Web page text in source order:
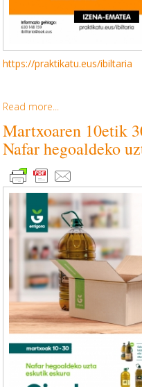
https://praktikatu.eus/ibiltaria
Read more...
Martxoaren 10etik
Nafar hegoaldeko